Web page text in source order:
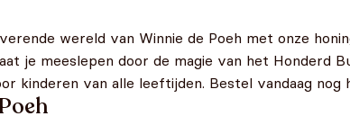
wereld van Winnie de Poeh met onze
je meeslepen door de magie van het Honderd
kinderen van alle leeftijden. Bestel vandaag